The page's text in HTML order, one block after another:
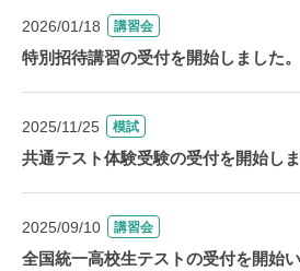
2026/01/18 講習会
特別招待講習の受付を開始しました。
2025/11/25 模試
共通テスト体験受験の受付を開始しま
2025/09/10 講習会
全国統一高校生テストの受付を開始い